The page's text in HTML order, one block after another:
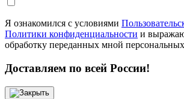
Я ознакомился с условиями
Политики конфиденциальности и выражаю
обработку переданных мной
Доставляем по всей России!